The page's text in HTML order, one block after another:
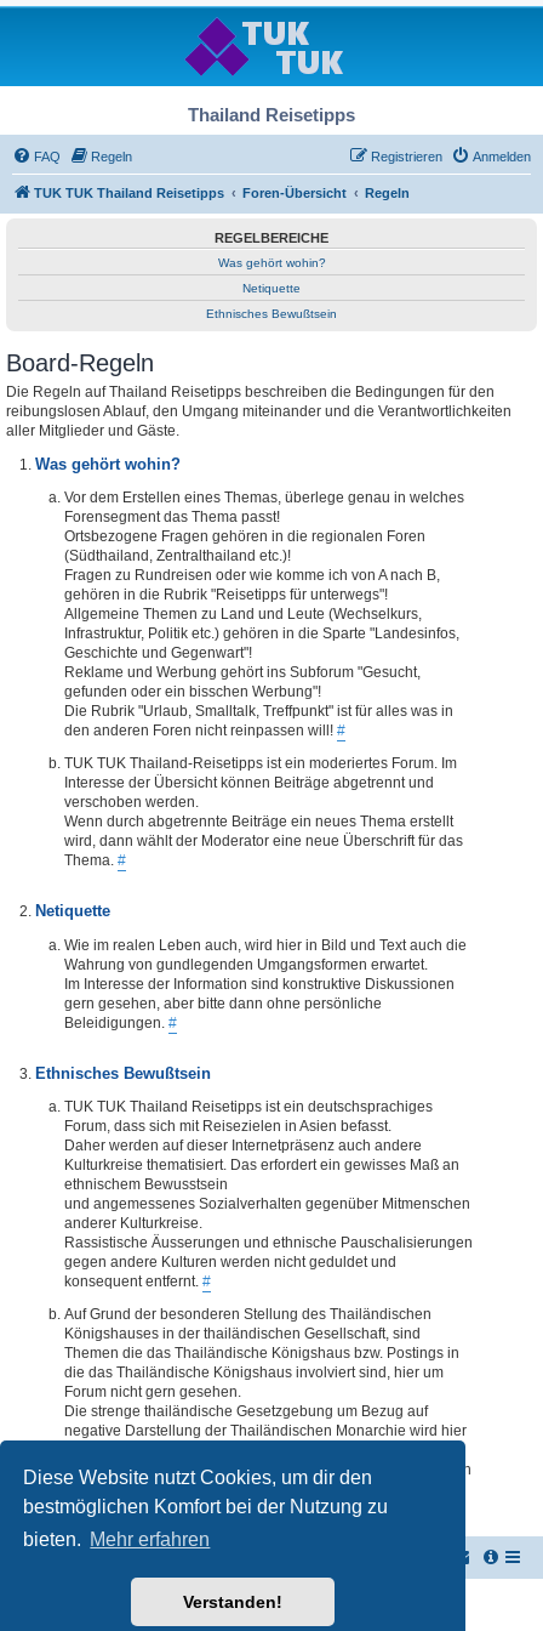
Diese Website nutzt Cookies, um dir den
bestmöglichen Komfort bei der Nutzung zu
bieten. Mehr erfahren
Verstanden!
Thailand Reisetipps
FAQ Regeln Anmelden
Registrieren
TUK TUK Thailand Reisetipps Foren-Übersicht Regeln
REGELBEREICHE
Was gehört wohin?
Netiquette
Ethnisches Bewußtsein
Board-Regeln
Die Regeln auf Thailand Reisetipps beschreiben die Bedingungen für den
reibungslosen Ablauf, den Umgang miteinander und die Verantwortlichkeiten
aller Mitglieder und Gäste.
Was gehört wohin?
Vor dem Erstellen eines Themas, überlege genau in welches
Forensegment das Thema passt!
Ortsbezogene Fragen gehören in die regionalen Foren
(Südthailand, Zentralthailand etc.)!
Fragen zu Rundreisen oder wie komme ich von A nach B,
gehören in die Rubrik "Reisetipps für unterwegs"!
Allgemeine Themen zu Land und Leute (Wechselkurs,
Infrastruktur, Politik etc.) gehören in die Sparte "Landesinfos,
Geschichte und Gegenwart"!
Reklame und Werbung gehört ins Subforum "Gesucht,
gefunden oder ein bisschen Werbung"!
Die Rubrik "Urlaub, Smalltalk, Treffpunkt" ist für alles was in
den anderen Foren nicht reinpassen will! #
TUK TUK Thailand-Reisetipps ist ein moderiertes Forum. Im
Interesse der Übersicht können Beiträge abgetrennt und
verschoben werden.
Wenn durch abgetrennte Beiträge ein neues Thema erstellt
wird, dann wählt der Moderator eine neue Überschrift für das
Thema. #
Netiquette
Wie im realen Leben auch, wird hier in Bild und Text auch die
Wahrung von gundlegenden Umgangsformen erwartet.
Im Interesse der Information sind konstruktive Diskussionen
gern gesehen, aber bitte dann ohne persönliche
Beleidigungen. #
Ethnisches Bewußtsein
TUK TUK Thailand Reisetipps ist ein deutschsprachiges
Forum, dass sich mit Reisezielen in Asien befasst.
Daher werden auf dieser Internetpräsenz auch andere
Kulturkreise thematisiert. Das erfordert ein gewisses Maß an
ethnischem Bewusstsein
und angemessenes Sozialverhalten gegenüber Mitmenschen
anderer Kulturkreise.
Rassistische Äusserungen und ethnische Pauschalisierungen
gegen andere Kulturen werden nicht geduldet und
konsequent entfernt. #
Auf Grund der besonderen Stellung des Thailändischen
Königshauses in der thailändischen Gesellschaft, sind
Themen die das Thailändische Königshaus bzw. Postings in
die das Thailändische Königshaus involviert sind, hier um
Forum nicht gern gesehen.
Die strenge thailändische Gesetzgebung um Bezug auf
negative Darstellung der Thailändischen Monarchie wird hier
deren Inhalte diesbezüglich auch nur ansatzweise bedenklich
erscheinen, kommentarlos entfernt. #
Powered byphpBB® Forum Software © phpBB Limited
Deutsche Übersetzung durchphpBB.de